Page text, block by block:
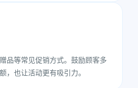
品等常见促销方式。鼓励顾客多
，也让活动更有吸引力。